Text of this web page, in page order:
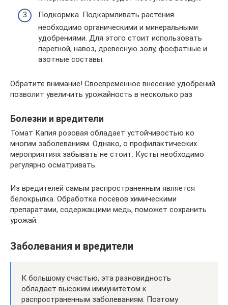
Подкормка. Подкармливать растения
необходимо органическими и минеральными
удобрениями. Для этого стоит использовать
перегной, навоз, древесную золу, фосфатные и
азотные составы.
Обратите внимание! Своевременное внесение удобрений
позволит увеличить урожайность в несколько раз
Болезни и вредители
Томат Капия розовая обладает устойчивостью ко
многим заболеваниям. Однако, о профилактических
мероприятиях забывать не стоит. Кусты необходимо
регулярно осматривать.
Из вредителей самым распространенным является
белокрылка. Обработка посевов химическими
препаратами, содержащими медь, поможет сохранить
урожай.
Заболевания и вредители
К большому счастью, эта разновидность
обладает высоким иммунитетом к
распространенным заболеваниям. Поэтому